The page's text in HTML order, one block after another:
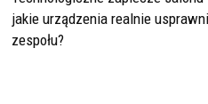
jakie urządzenia realnie
zespołu?